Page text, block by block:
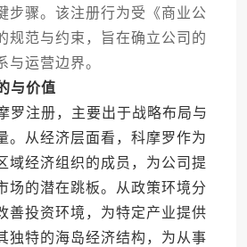
步骤。该注册行为受《商业公
规范与约束，旨在确立公司的
与运营边界。
与价值
注册，主要出于战略布局与
。从经济层面看，科摩罗作为
域经济组织的成员，为公司提
场的潜在跳板。从政策环境分
善投资环境，为特定产业提供
独特的海岛经济结构，为从事